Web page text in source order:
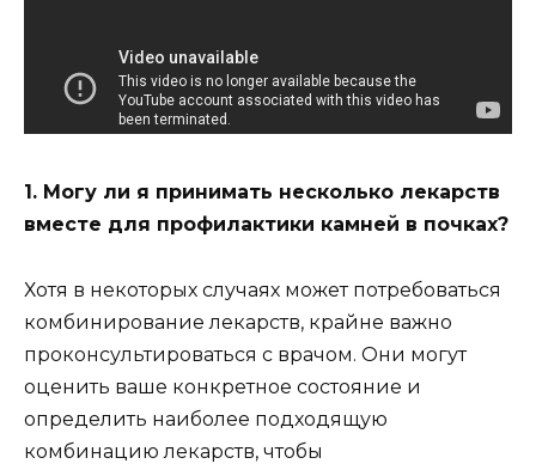
1. Могу ли я принимать несколько лекарств
вместе для профилактики камней в почках?
Хотя в некоторых случаях может потребоваться
комбинирование лекарств, крайне важно
проконсультироваться с врачом. Они могут
оценить ваше конкретное состояние и
определить наиболее подходящую
комбинацию лекарств, чтобы